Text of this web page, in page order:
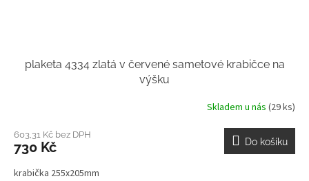
plaketa 4334 zlatá v červené sametové krabičce na
výšku
Skladem u nás (29 ks)
603,31 Kč bez DPH
730 Kč Do košíku
krabička 255x205mm